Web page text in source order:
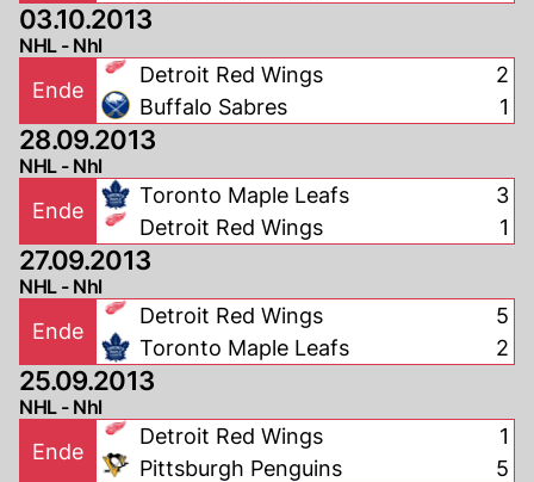
03.10.2013
NHL - Nhl
Ende
Detroit Red Wings
Buffalo Sabres
2
1
28.09.2013
NHL - Nhl
Ende
Toronto Maple Leafs
Detroit Red Wings
3
1
27.09.2013
NHL - Nhl
Ende
Detroit Red Wings
Toronto Maple Leafs
5
2
25.09.2013
NHL - Nhl
Ende
Detroit Red Wings
Pittsburgh Penguins
1
5